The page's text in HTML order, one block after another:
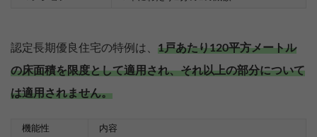
認定長期優良住宅の特例は、 1戸あたり120平方メートル
の床面積を限度として適用され、それ以上の部分について
は適用されません。
機能性 内容